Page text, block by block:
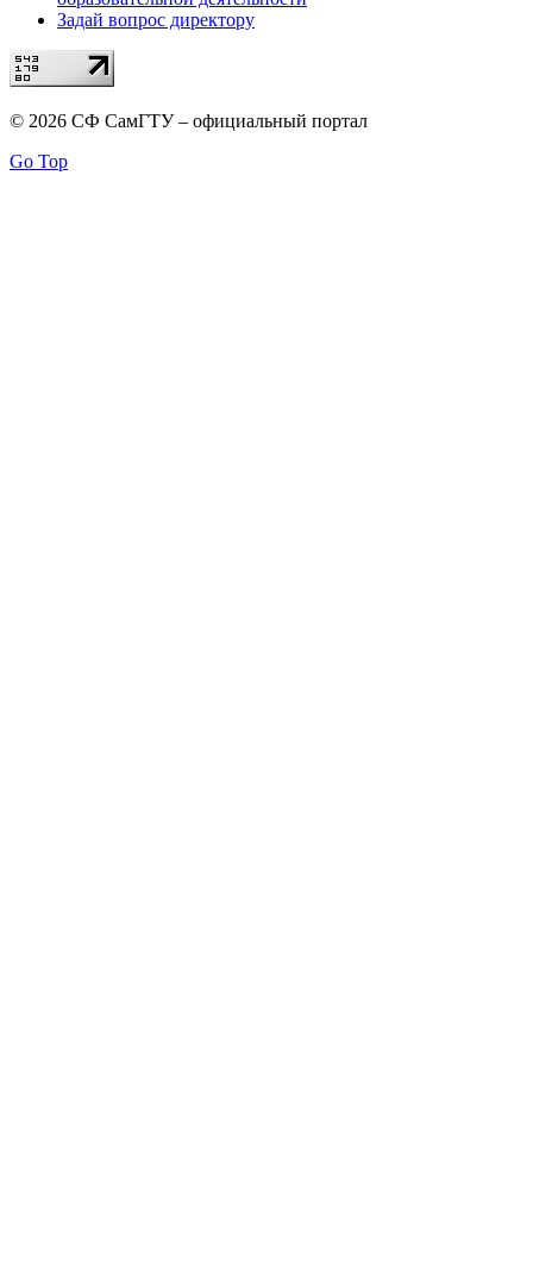
Задай вопрос директору
© 2026 СФ СамГТУ – официальный портал
Go Top